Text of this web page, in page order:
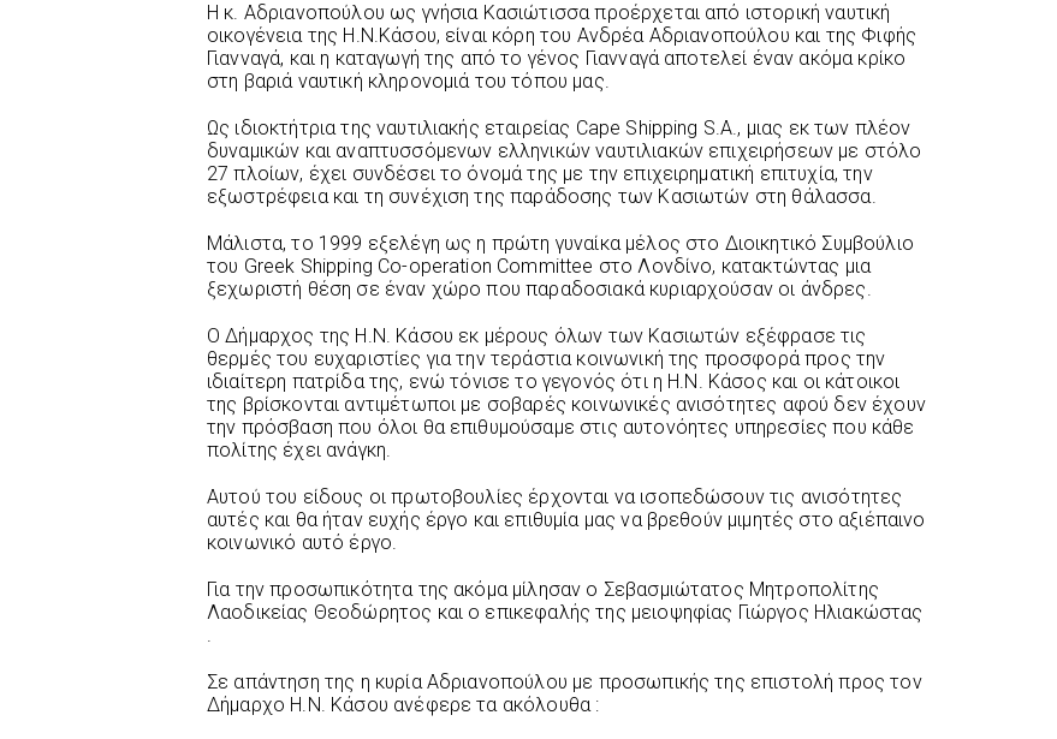
Η κ. Αδριανοπούλου ως γνήσια Κασιώτισσα προέρχεται από ιστορική ναυτική
οικογένεια της H.N.Κάσου, είναι κόρη του Ανδρέα Αδριανοπούλου και της Φιφής
Γιανναγά, και η καταγωγή της από το γένος Γιανναγά αποτελεί έναν ακόμα κρίκο
στη βαριά ναυτική κληρονομιά του τόπου μας.
Ως ιδιοκτήτρια της ναυτιλιακής εταιρείας Cape Shipping S.A., μιας εκ των πλέον
δυναμικών και αναπτυσσόμενων ελληνικών ναυτιλιακών επιχειρήσεων με στόλο
27 πλοίων, έχει συνδέσει το όνομά της με την επιχειρηματική επιτυχία, την
εξωστρέφεια και τη συνέχιση της παράδοσης των Κασιωτών στη θάλασσα.
Μάλιστα, το 1999 εξελέγη ως η πρώτη γυναίκα μέλος στο Διοικητικό Συμβούλιο
του Greek Shipping Co-operation Committee στο Λονδίνο, κατακτώντας μια
ξεχωριστή θέση σε έναν χώρο που παραδοσιακά κυριαρχούσαν οι άνδρες.
Ο Δήμαρχος της Η.Ν. Κάσου εκ μέρους όλων των Κασιωτών εξέφρασε τις
θερμές του ευχαριστίες για την τεράστια κοινωνική της προσφορά προς την
ιδιαίτερη πατρίδα της, ενώ τόνισε το γεγονός ότι η Η.Ν. Κάσος και οι κάτοικοι
της βρίσκονται αντιμέτωποι με σοβαρές κοινωνικές ανισότητες αφού δεν έχουν
την πρόσβαση που όλοι θα επιθυμούσαμε στις αυτονόητες υπηρεσίες που κάθε
πολίτης έχει ανάγκη.
Αυτού του είδους οι πρωτοβουλίες έρχονται να ισοπεδώσουν τις ανισότητες
αυτές και θα ήταν ευχής έργο και επιθυμία μας να βρεθούν μιμητές στο αξιέπαινο
κοινωνικό αυτό έργο.
Για την προσωπικότητα της ακόμα μίλησαν ο Σεβασμιώτατος Μητροπολίτης
Λαοδικείας Θεοδώρητος και ο επικεφαλής της μειοψηφίας Γιώργος Ηλιακώστας
.
Σε απάντηση της η κυρία Αδριανοπούλου με προσωπικής της επιστολή προς τον
Δήμαρχο Η.Ν. Κάσου ανέφερε τα ακόλουθα :